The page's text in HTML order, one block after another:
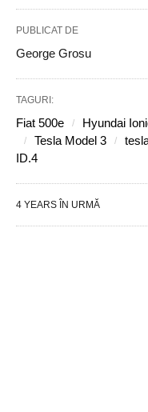
PUBLICAT DE
George Grosu
TAGURI:
Fiat 500e Hyundai
Tesla Model 3
ID.4
4 YEARS ÎN URMĂ